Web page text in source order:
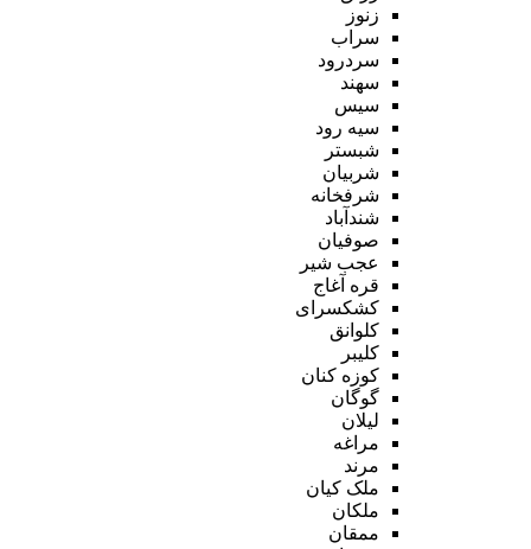
زنوز
سراب
سردرود
سهند
سیس
سیه رود
شبستر
شربیان
شرفخانه
شندآباد
صوفیان
عجب شیر
قره آغاج
کشکسرای
کلوانق
کلیبر
کوزه کنان
گوگان
لیلان
مراغه
مرند
ملک کیان
ملکان
ممقان